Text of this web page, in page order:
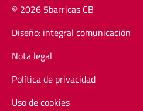
© 2026 5barricas CB
Diseño: integral comunicación
Nota legal
Política de privacidad
Uso de cookies